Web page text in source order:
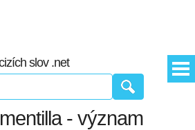
slov .net
- význam